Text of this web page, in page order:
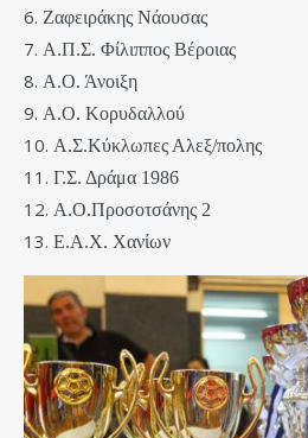
Ζαφειράκης Νάουσας
Α.Π.Σ. Φίλιππος Βέροιας
Α.Ο. Άνοιξη
Α.Ο. Κορυδαλλού
Α.Σ.Κύκλωπες Αλεξ/πολης
Γ.Σ. Δράμα 1986
Α.Ο.Προσοτσάνης 2
Ε.Α.Χ. Χανίων